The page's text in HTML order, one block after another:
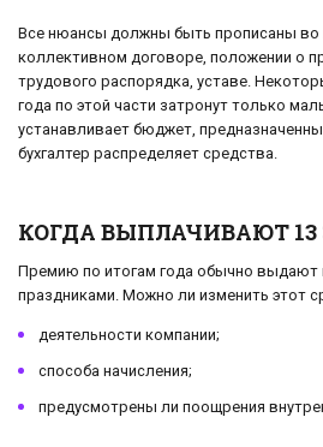
Все нюансы должны быть прописаны во
коллективном договоре, положении о
трудового распорядка, уставе.
года по этой части затронут только
устанавливает бюджет,
бухгалтер распределяет средства.
КОГДА ВЫПЛАЧИВАЮТ
Премию по итогам года обычно выдают
праздниками. Можно ли изменить этот
деятельности компании;
способа начисления;
предусмотрены ли поощрения